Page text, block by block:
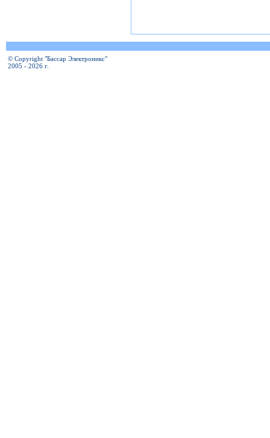
© Copyright "Бассар Электроникс"
2005 - 2026 г.